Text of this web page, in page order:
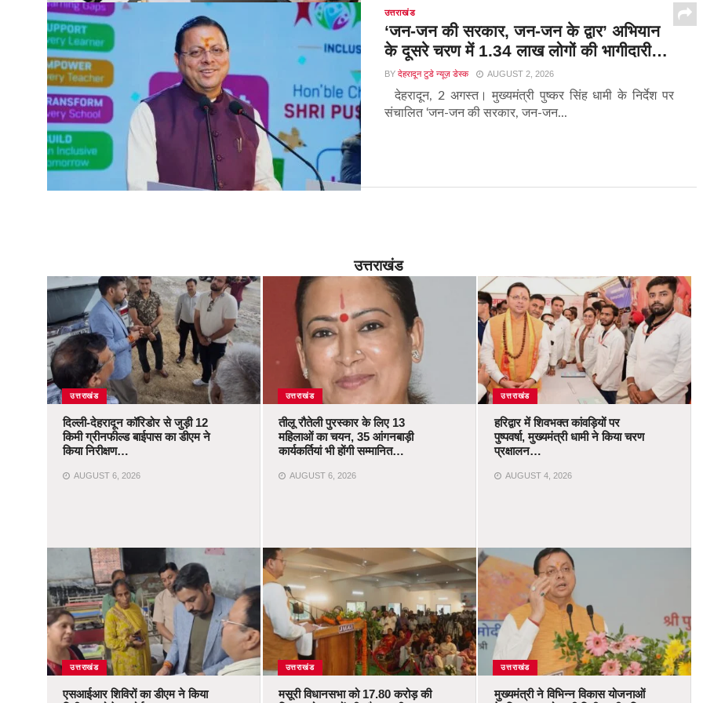
उत्तराखंड
‘जन-जन की सरकार, जन-जन के द्वार’ अभियान
के दूसरे चरण में 1.34 लाख लोगों की भागीदारी…
BY देहरादून टुडे न्यूज़ डेस्क AUGUST 2, 2026
देहरादून, 2 अगस्त। मुख्यमंत्री पुष्कर सिंह धामी के निर्देश पर
संचालित ‘जन-जन की सरकार, जन-जन...
उत्तराखंड
उत्तराखंड
दिल्ली-देहरादून कॉरिडोर से जुड़ी 12
किमी ग्रीनफील्ड बाईपास का डीएम ने
किया निरीक्षण…
AUGUST 6, 2026
उत्तराखंड
एसआईआर शिविरों का डीएम ने किया
उत्तराखंड
तीलू रौतेली पुरस्कार के लिए 13
महिलाओं का चयन, 35 आंगनबाड़ी
कार्यकर्तियां भी होंगी सम्मानित…
AUGUST 6, 2026
उत्तराखंड
मसूरी विधानसभा को 17.80 करोड़ की
उत्तराखंड
हरिद्वार में शिवभक्त कांवड़ियों पर
पुष्पवर्षा, मुख्यमंत्री धामी ने किया चरण
प्रक्षालन…
AUGUST 4, 2026
उत्तराखंड
मुख्यमंत्री ने विभिन्न विकास योजनाओं